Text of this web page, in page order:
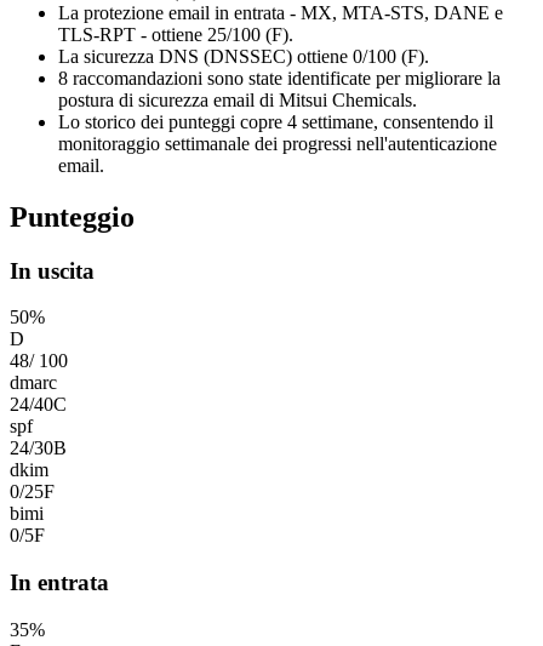
La protezione email in entrata - MX, MTA-STS, DANE e
TLS-RPT - ottiene 25/100 (F).
La sicurezza DNS (DNSSEC) ottiene 0/100 (F).
8 raccomandazioni sono state identificate per migliorare la
postura di sicurezza email di Mitsui Chemicals.
Lo storico dei punteggi copre 4 settimane, consentendo il
monitoraggio settimanale dei progressi nell'autenticazione
email.
Punteggio
In uscita
50%
D
48/ 100
dmarc
24/40C
spf
24/30B
dkim
0/25F
bimi
0/5F
In entrata
35%